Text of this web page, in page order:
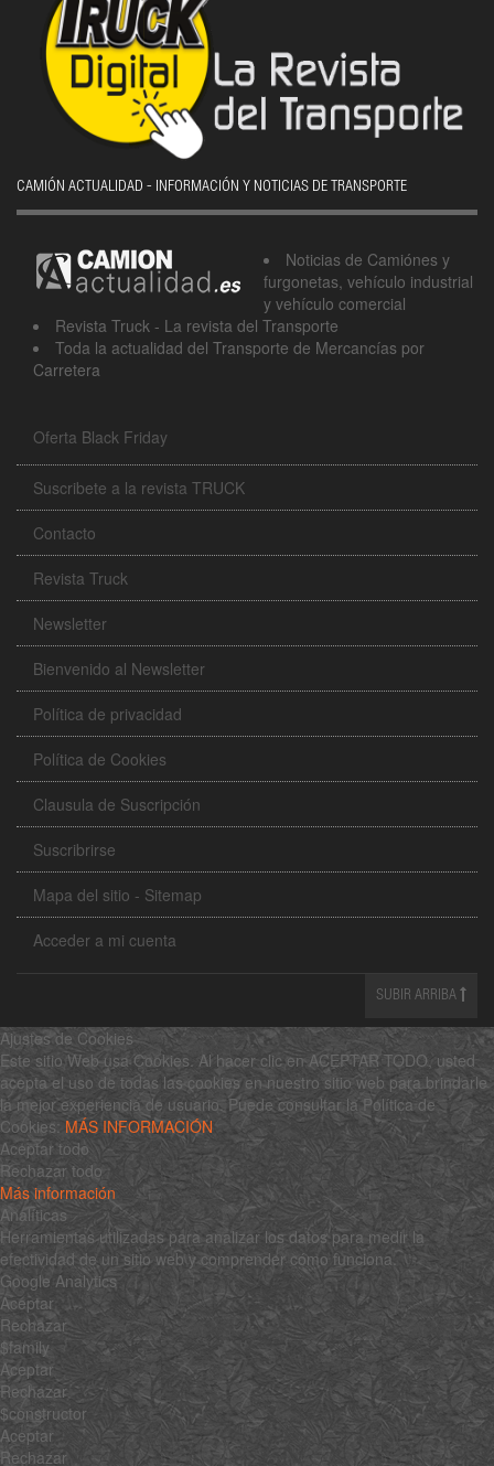
CAMIÓN ACTUALIDAD - INFORMACIÓN Y NOTICIAS DE TRANSPORTE
Noticias de Camiónes y
furgonetas, vehículo industrial
y vehículo comercial
Revista Truck - La revista del Transporte
Toda la actualidad del Transporte de Mercancías por
Carretera
Oferta Black Friday
Suscribete a la revista TRUCK
Contacto
Revista Truck
Newsletter
Bienvenido al Newsletter
Política de privacidad
Política de Cookies
Clausula de Suscripción
Suscribrirse
Mapa del sitio - Sitemap
Acceder a mi cuenta
SUBIR ARRIBA
Ajustes de Cookies
Este sitio Web usa Cookies. Al hacer clic en ACEPTAR TODO, usted
acepta el uso de todas las cookies en nuestro sitio web para brindarle
la mejor experiencia de usuario. Puede consultar la Política de
Cookies: MÁS INFORMACIÓN
Aceptar todo
Rechazar todo
Más información
Analíticas
Herramientas utilizadas para analizar los datos para medir la
efectividad de un sitio web y comprender cómo funciona.
Google Analytics
Aceptar
Rechazar
$family
Aceptar
Rechazar
$constructor
Aceptar
Rechazar